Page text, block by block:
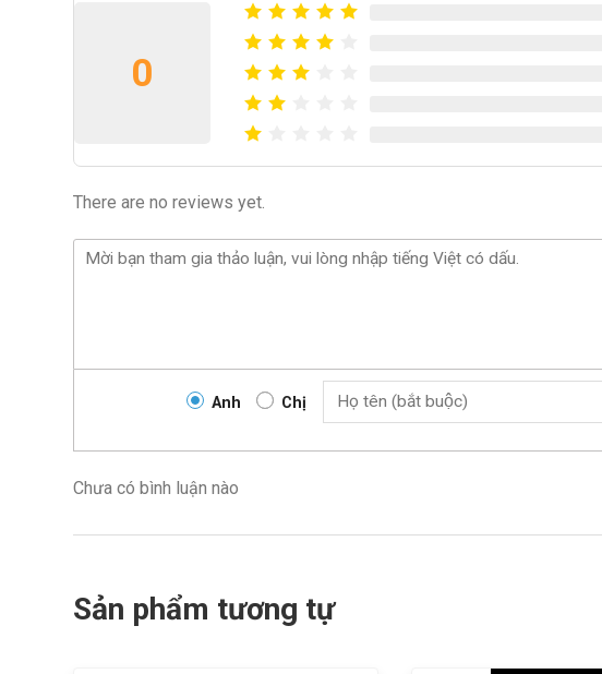
0
There are no reviews yet.
Anh Chị
Chưa có bình luận nào
Sản phẩm tương tự